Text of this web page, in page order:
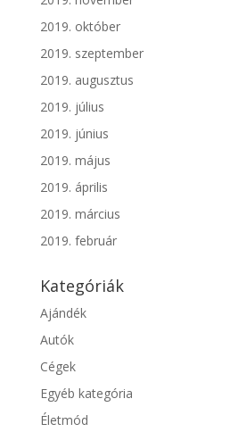
2019. október
2019. szeptember
2019. augusztus
2019. július
2019. június
2019. május
2019. április
2019. március
2019. február
Kategóriák
Ajándék
Autók
Cégek
Egyéb kategória
Életmód